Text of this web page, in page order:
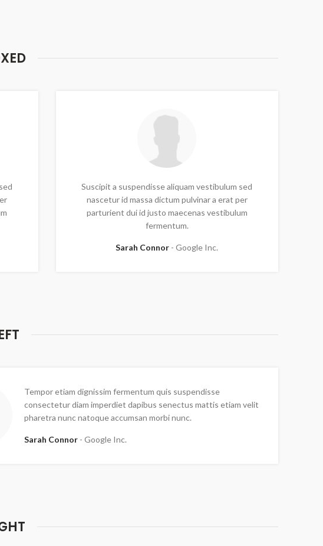
Suscipit a suspendisse aliquam vestibulum sed
nascetur id massa dictum pulvinar a erat per
parturient dui id justo maecenas vestibulum
fermentum.
Sarah Connor Google Inc.
Tempor etiam dignissim fermentum quis suspendisse
consectetur diam imperdiet dapibus senectus mattis etiam velit
pharetra nunc natoque accumsan morbi nunc.
Sarah Connor Google Inc.